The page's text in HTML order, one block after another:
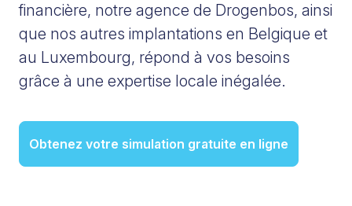
financière, notre agence de Drogenbos, ainsi
que nos autres implantations en Belgique et
au Luxembourg, répond à vos besoins
grâce à une expertise locale inégalée.
Obtenez votre simulation gratuite en ligne